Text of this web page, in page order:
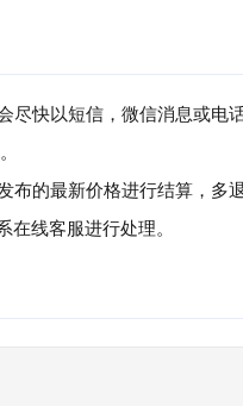
尽快以短信，微信消息或电
的最新价格进行结算，多退
在线客服进行处理。